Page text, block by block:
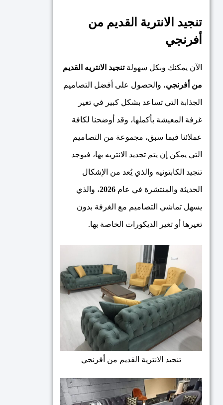
تنجيد الانترية القديم من
أفرنجي
الآن يمكنك وبكل سهولةتنجيد الانتريه القديم
من أفرنجي، والحصول على أفضل التصاميم
الجذابة التي تساعد بشكل كبير في تغير
غرفة المعيشة بأكملها، وقد أوضحنا لكافة
عملائنا فيما سبق، مجموعة من التصاميم
التي يمكن إن يتم تجديد الانتريه بها، فيوجد
تنجيد الكابتونيه والذي يُعد من الإشكال
الحديثة والمنتشرة في عام 2026، والذي
يسهل تماشي التصاميم مع الغرفة بدون
تغيرها أو تغير الديكورات الخاصة بها.
تنجيد الانترية القديم من أفرنجي